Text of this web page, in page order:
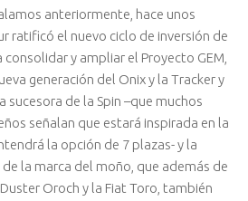
anteriormente, hace unos
ratificó el nuevo ciclo de inversión de
consolidar y ampliar el Proyecto GEM,
generación del Onix y la Tracker y
sucesora de la Spin –que muchos
señalan que estará inspirada en la
la opción de 7 plazas- y la
la marca del moño, que además de
Oroch y la Fiat Toro, también